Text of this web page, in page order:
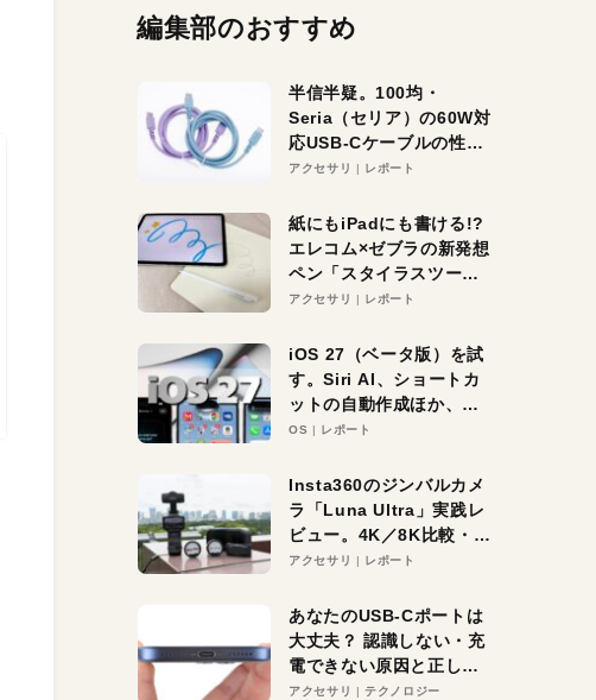
編集部のおすすめ
半信半疑。100均・
Seria（セリア）の60W対
応USB-Cケーブルの性能
を検証。超コスパの1本を
アクセサリ レポート
紙にもiPadにも書ける!?
エレコム×ゼブラの新発想
ペン「スタイラスツーウ
ェイ」レビュー。持ち替
アクセサリ レポート
iOS 27（ベータ版）を試
す。Siri AI、ショートカ
ットの自動作成ほか、期
待大の便利機能5選。
る未来はすぐそこ！
OS レポート
Insta360のジンバルカメ
ラ「Luna Ultra」実践レ
ビュー。4K／8K比較・ズ
ーム・夜間撮影をチェッ
アクセサリ レポート
あなたのUSB-Cポートは
大丈夫？ 認識しない・充
電できない原因と正しい
対策
アクセサリ テクノロジー